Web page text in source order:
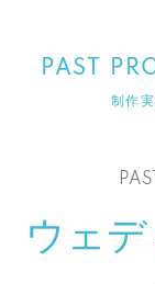
PAST
制作
ェデ